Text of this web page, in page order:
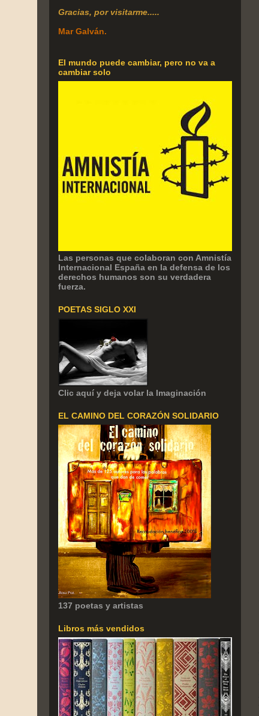
Gracias, por visitarme.....
Mar Galván.
El mundo puede cambiar, pero no va a
cambiar solo
Las personas que colaboran con Amnistía
Internacional España en la defensa de los
derechos humanos son su verdadera
fuerza.
POETAS SIGLO XXI
Clic aquí y deja volar la Imaginación
EL CAMINO DEL CORAZÓN SOLIDARIO
137 poetas y artistas
Libros más vendidos